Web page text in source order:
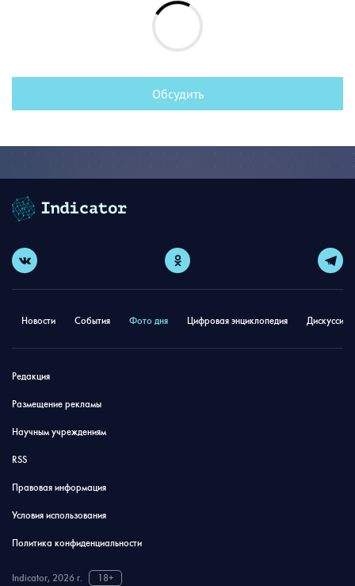
Обсудить
Новости События Фото дня Цифровая энциклопедия
Редакция
Размещение рекламы
Научным учреждениям
RSS
Правовая информация
Условия использования
Политика конфиденциальности
Indicator, 2026 г. 18+